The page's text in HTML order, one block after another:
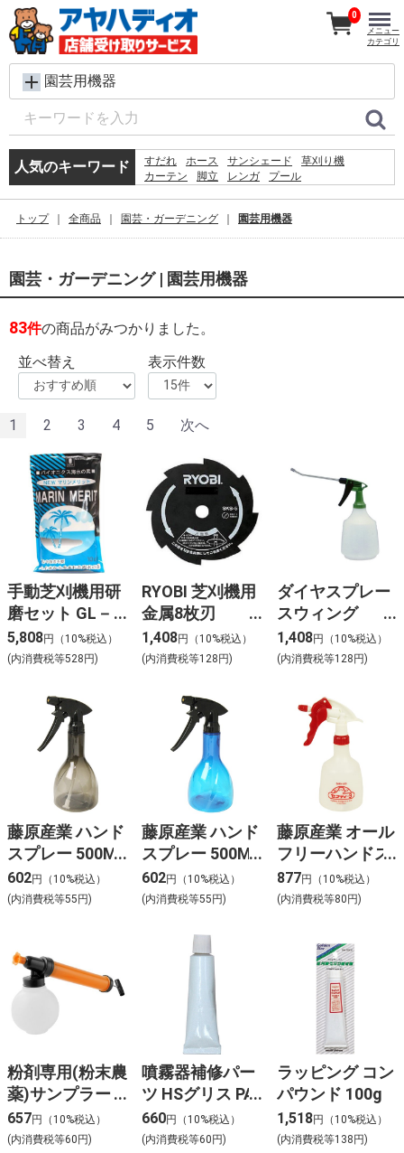
園芸用機器
人気のキーワード すだれ ホース サンシェード
草刈り機
カーテン
脚立 レンガ
プール
ルーバーラテイス60×180
木材
0
メニュー
カテゴリ
トップ 全商品 園芸・ガーデニング 園芸用機器
園芸・ガーデニング | 園芸用機器
83件の商品がみつかりました。
並べ替え
表示件数
1 2 3 4 5 次へ
手動芝刈機用研
磨セット GL－
100
5,808円（10%税込）
(内消費税等528円)
RYOBI 芝刈機用
金属8枚刃
200mm
1,408円（10%税込）
(内消費税等128円)
ダイヤスプレー
スウィング
LN1000 NO.529
1,408円（10%税込）
(内消費税等128円)
藤原産業 ハンド
スプレー 500ML
NO.1 BK
602円（10%税込）
(内消費税等55円)
藤原産業 ハンド
スプレー 500ML
NO.2 BL
602円（10%税込）
(内消費税等55円)
藤原産業 オール
フリーハンドス
プレー SAFH-
500
877円（10%税込）
(内消費税等80円)
粉剤専用(粉末農
薬)サンプラー
350ml 3350
657円（10%税込）
(内消費税等60円)
噴霧器補修パー
ツ HSグリス PA-
186
660円（10%税込）
(内消費税等60円)
ラッピング コン
パウンド 100g
1,518円（10%税込）
(内消費税等138円)